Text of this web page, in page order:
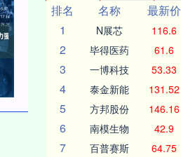
排名
名称 最新价
1
N展芯 116.6
2 毕得医药 61.6
3 一博科技 53.33
4 泰金新能 131.52
5 方邦股份 146.16
6 南模生物 42.9
7 百普赛斯 64.75